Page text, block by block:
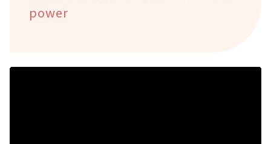
power